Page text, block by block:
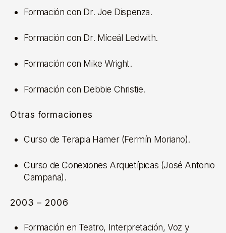
Formación con Dr. Joe Dispenza.
Formación con Dr. Míceál Ledwith.
Formación con Mike Wright.
Formación con Debbie Christie.
Otras formaciones
Curso de Terapia Hamer (Fermín Moriano).
Curso de Conexiones Arquetípicas (José Antonio
Campaña).
2003 – 2006
Formación en Teatro, Interpretación, Voz y